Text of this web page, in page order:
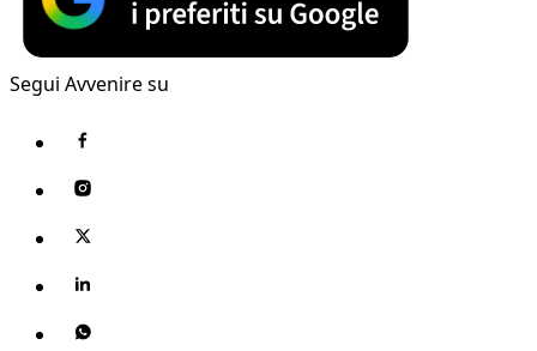
Segui Avvenire su